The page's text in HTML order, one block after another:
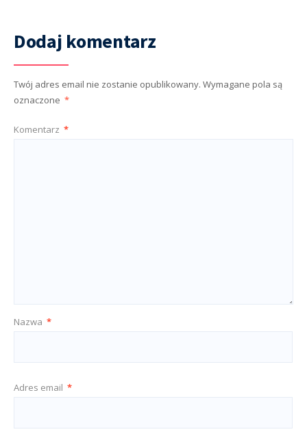
Dodaj komentarz
Twój adres email nie zostanie opublikowany. Wymagane pola są
oznaczone *
Komentarz *
Nazwa *
Adres email *